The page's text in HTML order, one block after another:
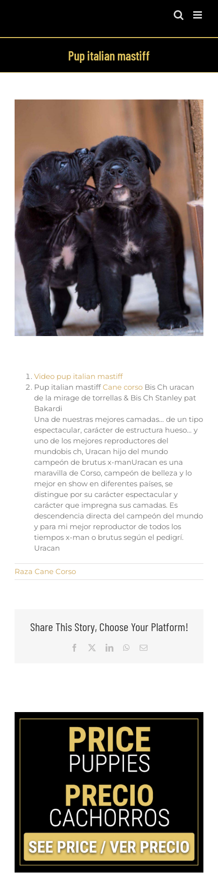
Pup italian mastiff
Video pup italian mastiff
Pup italian mastiffCane corso Bis Ch uracan
de la mirage de torrellas & Bis Ch Stanley pat
Bakardi
Una de nuestras mejores camadas… de un tipo
espectacular, carácter de estructura hueso… y
uno de los mejores reproductores del
mundobis ch, Uracan hijo del mundo
campeón de brutus x-manUracan es una
maravilla de Corso, campeón de belleza y lo
mejor en show en diferentes países, se
distingue por su carácter espectacular y
carácter que impregna sus camadas. Es
descendencia directa del campeón del mundo
y para mi mejor reproductor de todos los
tiempos x-man o brutus según el pedigrí.
Uracan
Raza Cane Corso
Share This Story, Choose Your Platform!
Facebook LinkedInWhatsApp
Email